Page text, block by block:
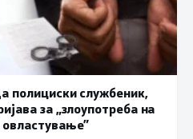
полициски службеник,
за „злоупотреба на